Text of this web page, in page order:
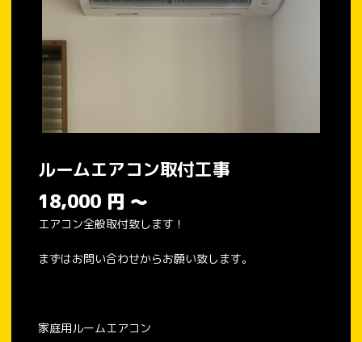
ルームエアコン取付工事
18,000 円 ～
エアコン全般取付致します！
まずはお問い合わせからお願い致します。
家庭用ルームエアコン